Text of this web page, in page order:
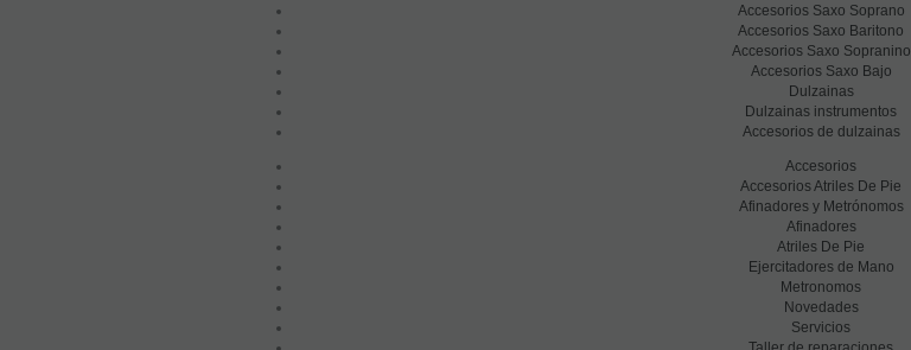
Accesorios Saxo Soprano
Accesorios Saxo Baritono
Accesorios Saxo Sopranino
Accesorios Saxo Bajo
Dulzainas
Dulzainas instrumentos
Accesorios de dulzainas
Accesorios
Accesorios Atriles De Pie
Afinadores y Metrónomos
Afinadores
Atriles De Pie
Ejercitadores de Mano
Metronomos
Novedades
Servicios